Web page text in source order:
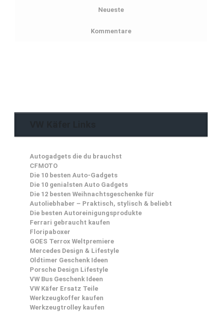
Neueste
Kommentare
Autogadgets die du brauchst
CFMOTO
Die 10 besten Auto-Gadgets
Die 10 genialsten Auto Gadgets
Die 12 besten Weihnachtsgeschenke für
Autoliebhaber – Praktisch, stylisch & beliebt
Die besten Autoreinigungsprodukte
Ferrari gebraucht kaufen
Floripaboxer
GOES Terrox Weltpremiere
Mercedes Design & Lifestyle
Oldtimer Geschenk Ideen
Porsche Design Lifestyle
VW Bus Geschenk Ideen
VW Käfer Ersatz Teile
Werkzeugkoffer kaufen
Werkzeugtrolley kaufen